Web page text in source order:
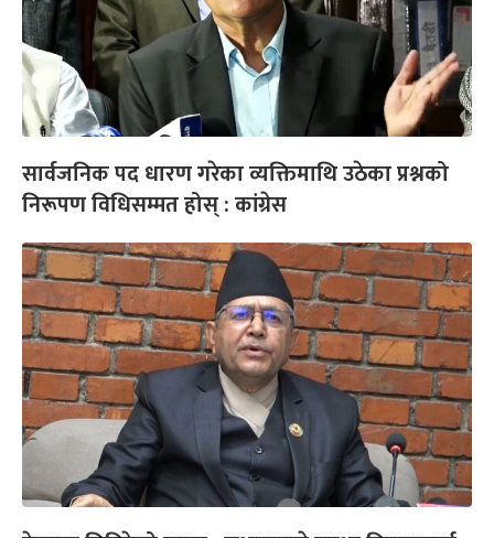
सार्वजनिक पद धारण गरेका व्यक्तिमाथि उठेका प्रश्नको
निरूपण विधिसम्मत होस् : कांग्रेस